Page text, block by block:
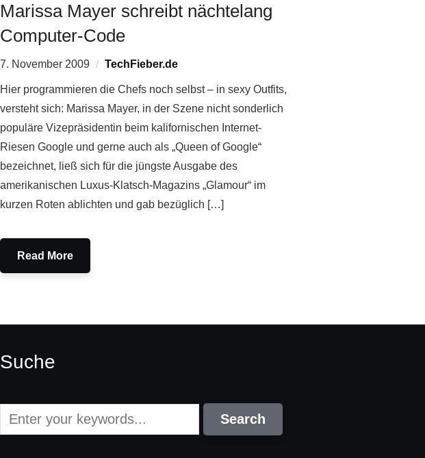
Marissa Mayer schreibt nächtelang
Computer-Code
7. November 2009 TechFieber.de
Hier programmieren die Chefs noch selbst – in sexy Outfits,
versteht sich: Marissa Mayer, in der Szene nicht sonderlich
populäre Vizepräsidentin beim kalifornischen Internet-
Riesen Google und gerne auch als „Queen of Google“
bezeichnet, ließ sich für die jüngste Ausgabe des
amerikanischen Luxus-Klatsch-Magazins „Glamour“ im
kurzen Roten ablichten und gab bezüglich […]
Read More
Suche